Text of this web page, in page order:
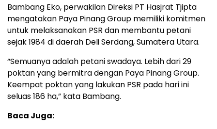
Bambang Eko, perwakilan Direksi PT Hasjrat Tjipta
mengatakan Paya Pinang Group memiliki komitmen
untuk melaksanakan PSR dan membantu petani
sejak 1984 di daerah Deli Serdang, Sumatera Utara.
“Semuanya adalah petani swadaya. Lebih dari 29
poktan yang bermitra dengan Paya Pinang Group.
Keempat poktan yang lakukan PSR pada hari ini
seluas 186 ha,” kata Bambang.
Baca Juga: